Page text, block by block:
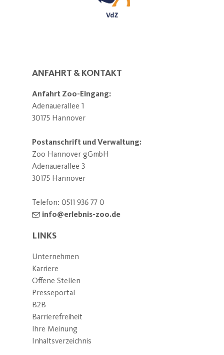
ANFAHRT & KONTAKT
Anfahrt Zoo-Eingang:
Adenauerallee 1
30175 Hannover
Postanschrift und Verwaltung:
Zoo Hannover gGmbH
Adenauerallee 3
30175 Hannover
Telefon: 0511 936 77 0
info@erlebnis-zoo.de
LINKS
Unternehmen
Karriere
Offene Stellen
Presseportal
B2B
Barrierefreiheit
Ihre Meinung
Inhaltsverzeichnis